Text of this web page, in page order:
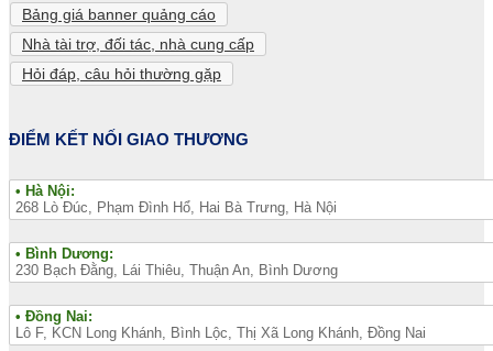
Bảng giá banner quảng cáo
Nhà tài trợ, đối tác, nhà cung cấp
Hỏi đáp, câu hỏi thường gặp
ĐIỂM KẾT NỐI GIAO THƯƠNG
• Hà Nội:
268 Lò Đúc, Phạm Đình Hổ, Hai Bà Trưng, Hà Nội
• Bình Dương:
230 Bạch Đằng, Lái Thiêu, Thuận An, Bình Dương
• Đồng Nai:
Lô F, KCN Long Khánh, Bình Lộc, Thị Xã Long Khánh, Đồng Nai